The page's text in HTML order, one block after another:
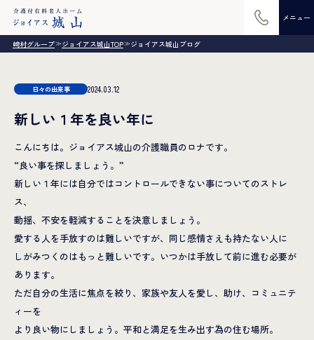
メニュー
崎村グループ≫ジョイアス城山TOP≫ジョイアス城山ブログ
日々の出来事 2024.03.12
新しい１年を良い年に
こんにちは。ジョイアス城山の介護職員のロナです。
“良い事を探しましょう。”
新しい１年には自分ではコントロールできない事についてのストレ
ス、
動揺、不安を軽減することを決意しましょう。
愛する人を手放すのは難しいですが、同じ感情さえも持たない人に
しがみつくのはもっと難しいです。いつかは手放して前に進む必要が
あります。
ただ自分の生活に焦点を絞り、家族や友人を愛し、助け、コミュニテ
ィーを
より良い物にしましょう。平和と満足を生み出す為の住む場所。